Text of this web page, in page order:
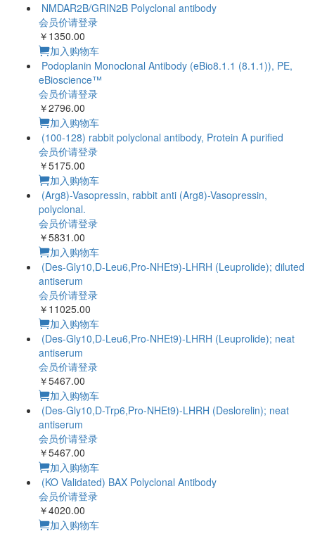
NMDAR2B/GRIN2B Polyclonal antibody
会员价请登录
￥1350.00
加入购物车
Podoplanin Monoclonal Antibody (eBio8.1.1 (8.1.1)), PE,
eBioscience™
会员价请登录
￥2796.00
加入购物车
(100-128) rabbit polyclonal antibody, Protein A purified
会员价请登录
￥5175.00
加入购物车
(Arg8)-Vasopressin, rabbit anti (Arg8)-Vasopressin,
polyclonal.
会员价请登录
￥5831.00
加入购物车
(Des-Gly10,D-Leu6,Pro-NHEt9)-LHRH (Leuprolide); diluted
antiserum
会员价请登录
￥11025.00
加入购物车
(Des-Gly10,D-Leu6,Pro-NHEt9)-LHRH (Leuprolide); neat
antiserum
会员价请登录
￥5467.00
加入购物车
(Des-Gly10,D-Trp6,Pro-NHEt9)-LHRH (Deslorelin); neat
antiserum
会员价请登录
￥5467.00
加入购物车
(KO Validated) BAX Polyclonal Antibody
会员价请登录
￥4020.00
加入购物车